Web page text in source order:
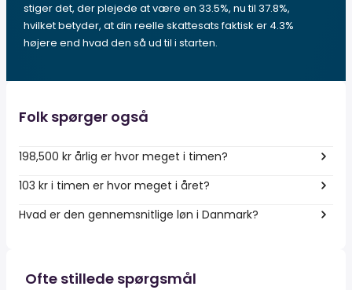
stiger det, der plejede at være en 33.5%, nu til 37.8%,
hvilket betyder, at din reelle skattesats faktisk er 4.3%
højere end hvad den så ud til i starten.
Folk spørger også
198,500 kr årlig er hvor meget i timen?
103 kr i timen er hvor meget i året?
Hvad er den gennemsnitlige løn i Danmark?
Ofte stillede spørgsmål